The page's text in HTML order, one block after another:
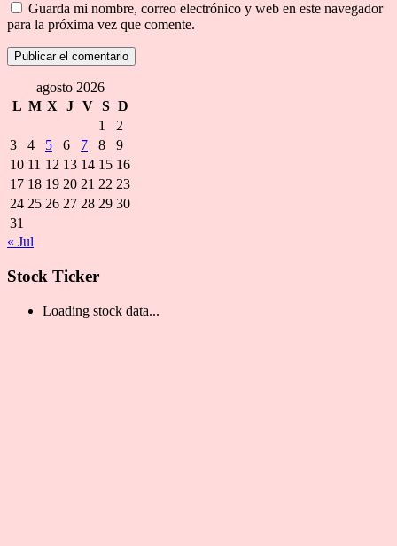
Guarda mi nombre, correo electrónico y web en este navegador
para la próxima vez que comente.
agosto 2026
L M X J V S D
1
2
3
4 5 6 7 8
9
10 11 12 13 14 15 16
17 18 19 20 21 22 23
24 25 26 27 28 29 30
31
« Jul
Stock Ticker
Loading stock data...